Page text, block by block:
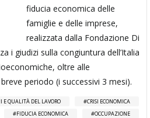
fiducia economica delle
famiglie e delle imprese,
realizzata dalla Fondazione Di
i giudizi sulla congiuntura dell’Italia
oltre alle
periodo (i successivi 3 mesi).
E QUALITÀ DEL LAVORO
CRISI ECONOMICA
FIDUCIA ECONOMICA
OCCUPAZIONE